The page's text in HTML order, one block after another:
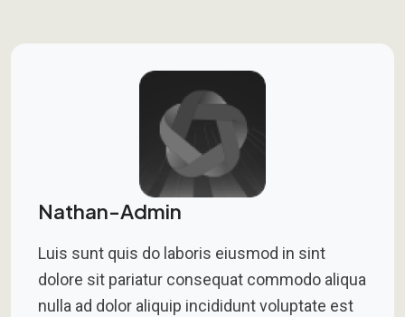
Nathan-Admin
Luis sunt quis do laboris eiusmod in sint
dolore sit pariatur consequat commodo aliqua
nulla ad dolor aliquip incididunt voluptate est